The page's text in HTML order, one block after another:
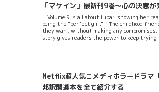
「マケイン」最新刊9巻～心の決意が
・Volume 9 is all about Hibari showing her
being the "perfect girl."・The childhood
they want without making any compromises.
story gives readers the power to keep trying
え...。表面だけ見繕うな「マケイン」は深いラ
にネタ振ってみたけど、「幼馴染3人の複雑な
っきり言おう、これマジでおかしいよ！9巻全
けで済むのはあり得ない評なんだ。確かに、「
「幼馴染たちの恋の顛末」「ヒロインたちの変
Netflix超人気コメディホラードラマ
邦訳関連本を全て紹介する